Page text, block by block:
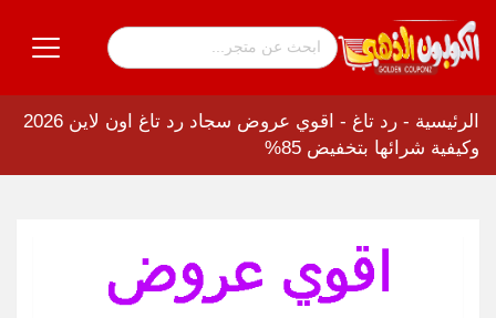
الرئيسية - رد تاغ -
اقوي عروض سجاد رد تاغ اون لاين 2026
وكيفية شرائها بتخفيض 85%